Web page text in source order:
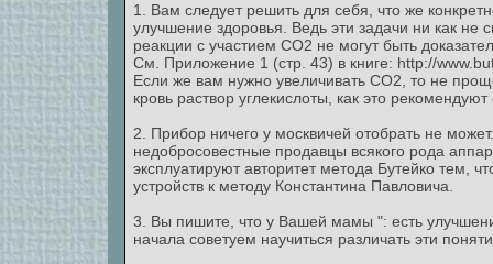
1. Вам следует решить для себя, что же
улучшение здоровья. Ведь эти задачи ни как
реакции с участием СО2 не могут быть
См. Приложение 1 (стр. 43) в книге: http://
Если же вам нужно увеличивать СО2, то не
кровь раствор углекислоты, как это
2. Прибор ничего у москвичей отобрать не
недобросовестные продавцы всякого рода
эксплуатируют авторитет метода Бутейко тем,
устройств к методу Константина Павловича.
3. Вы пишите, что у Вашей мамы ": есть
начала советуем научиться различать эти